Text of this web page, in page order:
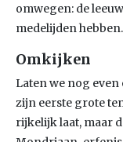
omwegen: de
medelijden
Omkijken
Laten we nog even
zijn eerste grote
rijkelijk laat, maar